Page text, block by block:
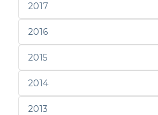
2017
2016
2015
2014
2013